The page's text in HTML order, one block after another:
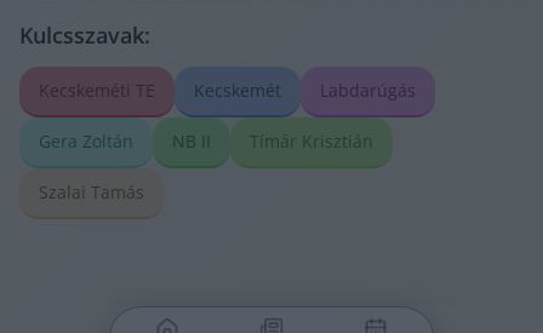
Kulcsszavak:
Kecskeméti TE Kecskemét Labdarúgás
Gera Zoltán NB II Tímár Krisztián
Szalai Tamás